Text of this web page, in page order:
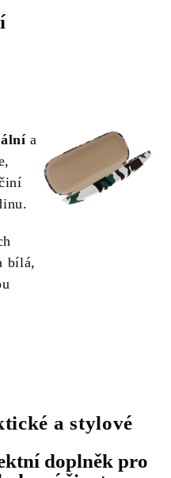
a
bílá,
a stylové
doplněk pro